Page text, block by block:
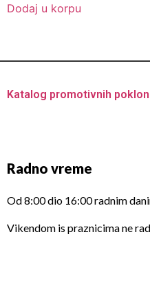
5
Dodaj u korpu
Katalog promotivnih
Radno vreme
Od 8:00 dio 16:00 radnim
Vikendom is praznicima ne